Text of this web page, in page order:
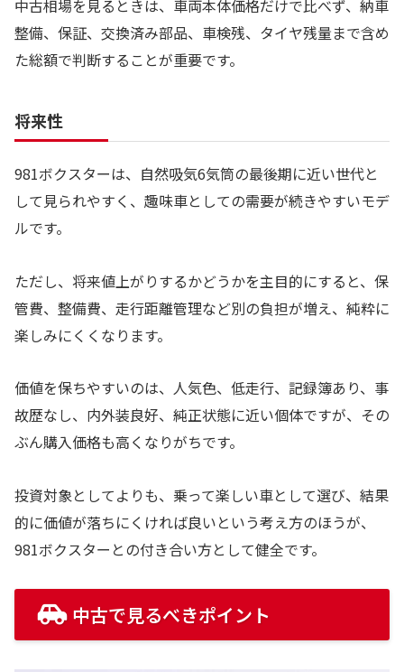
中古相場を見るときは、車両本体価格だけで比べず、納車
整備、保証、交換済み部品、車検残、タイヤ残量まで含め
た総額で判断することが重要です。
将来性
981ボクスターは、自然吸気6気筒の最後期に近い世代と
して見られやすく、趣味車としての需要が続きやすいモデ
ルです。
ただし、将来値上がりするかどうかを主目的にすると、保
管費、整備費、走行距離管理など別の負担が増え、純粋に
楽しみにくくなります。
価値を保ちやすいのは、人気色、低走行、記録簿あり、事
故歴なし、内外装良好、純正状態に近い個体ですが、その
ぶん購入価格も高くなりがちです。
投資対象としてよりも、乗って楽しい車として選び、結果
的に価値が落ちにくければ良いという考え方のほうが、
981ボクスターとの付き合い方として健全です。
中古で見るべきポイント